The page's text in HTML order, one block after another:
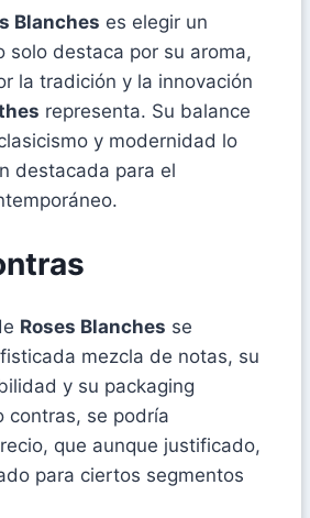
Blanches es elegir un
solo destaca por su aroma,
la tradición y la innovación
representa. Su balance
y modernidad lo
destacada para el
Roses Blanches se
mezcla de notas, su
y su packaging
contras, se podría
que aunque justificado,
para ciertos segmentos